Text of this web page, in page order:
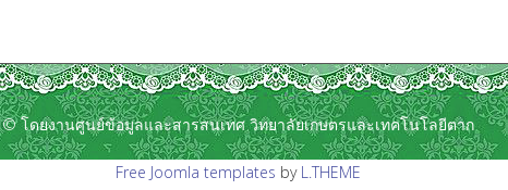
© โดยงานศูนย์ข้อมูลและสารสนเทศ วิทยาลัยเกษตรและเทคโนโลยีตาก
Free Joomla templates by L.THEME